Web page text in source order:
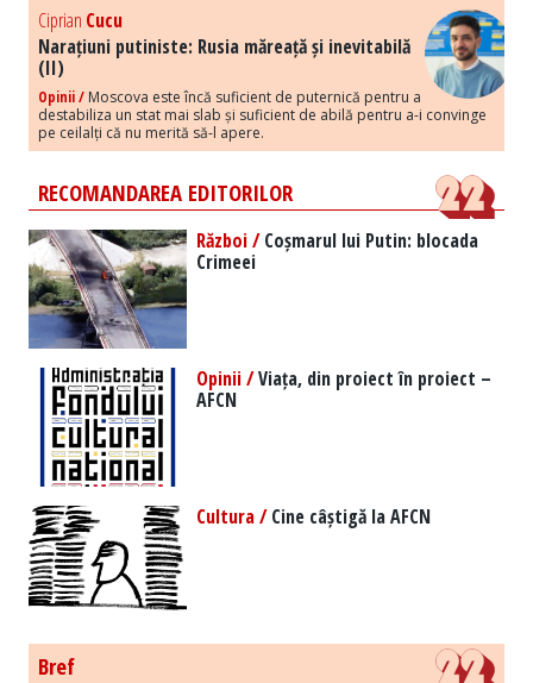
Ciprian Cucu
Narațiuni putiniste: Rusia măreață și inevitabilă
(II)
Opinii / Moscova este încă suficient de puternică pentru a
destabiliza un stat mai slab și suficient de abilă pentru a-i convinge
pe ceilalți că nu merită să-l apere.
RECOMANDAREA EDITORILOR
Război /Coșmarul lui Putin: blocada
Crimeei
Opinii /Viața, din proiect în proiect –
AFCN
Cultura /Cine câștigă la AFCN
Bref